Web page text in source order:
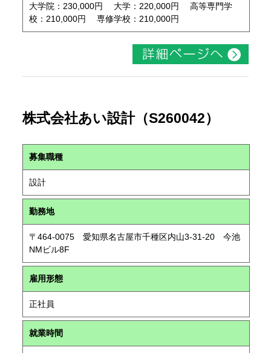
大学院：230,000円 大学：220,000円 高等専門学
校：210,000円 専修学校：210,000円
株式会社あい設計（S260042）
募集職種
設計
勤務地
〒464-0075 愛知県名古屋市千種区内山3-31-20 今池
NMビル8F
雇用形態
正社員
就業時間